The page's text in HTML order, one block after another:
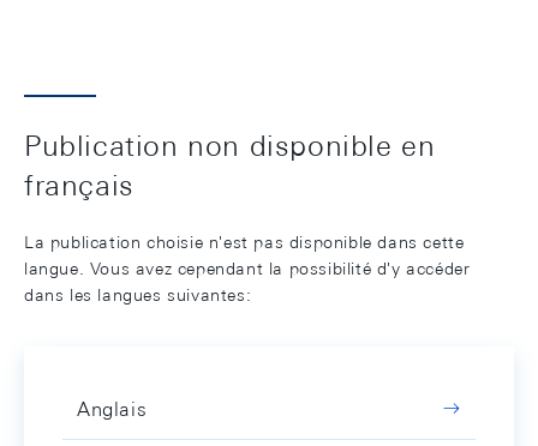
Publication non disponible en
français
La publication choisie n'est pas disponible dans cette
langue. Vous avez cependant la possibilité d'y accéder
dans les langues suivantes:
Anglais